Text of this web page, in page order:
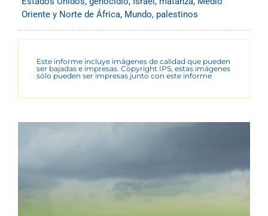
Oriente y Norte de África, Mundo, palestinos
Este informe incluye imágenes de calidad que pueden
ser bajadas e impresas. Copyright IPS, estas imágenes
sólo pueden ser impresas junto con este informe